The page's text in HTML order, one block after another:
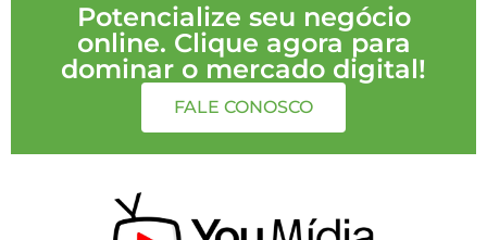
Potencialize seu negócio
online. Clique agora para
dominar o mercado digital!
FALE CONOSCO